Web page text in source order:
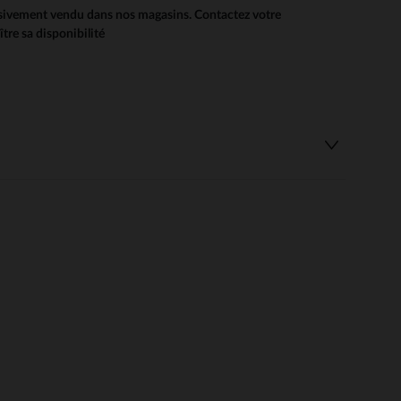
vendu dans nos magasins. Contactez votre
sa disponibilité